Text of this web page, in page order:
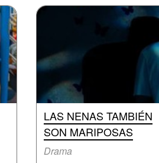
LAS NENAS TAMBIÉN
SON MARIPOSAS
Drama